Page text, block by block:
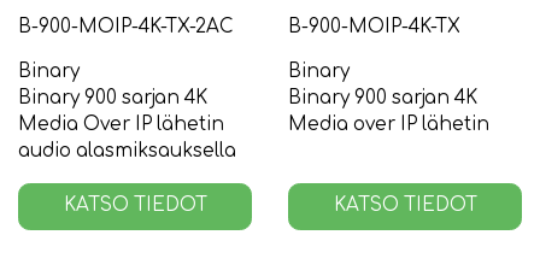
B-900-MOIP-4K-TX-2AC
Binary
Binary 900 sarjan 4K
Media Over IP lähetin
audio alasmiksauksella
KATSO TIEDOT
B-900-MOIP-4K-TX
Binary
Binary 900 sarjan 4K
Media over IP lähetin
KATSO TIEDOT